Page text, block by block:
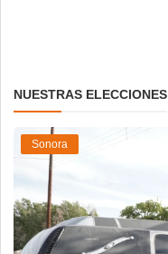
NUESTRAS ELECCIONES
Sonora